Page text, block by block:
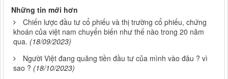
Những tin mới hơn
Chiến lược đầu tư cổ phiếu và thị trường cổ phiếu, chứng
khoán của việt nam chuyển biến như thế nào trong 20 năm
qua. (18/09/2023)
Người Việt đang quăng tiền đầu tư của mình vào đâu ? vì
sao ? (18/10/2023)